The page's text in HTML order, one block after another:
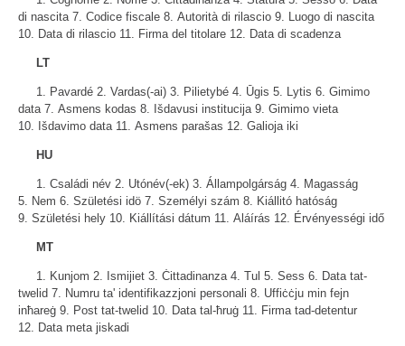
di nascita 7. Codice fiscale 8. Autorità di rilascio 9. Luogo di nascita
10. Data di rilascio 11. Firma del titolare 12. Data di scadenza
LT
1. Pavardé 2. Vardas(-ai) 3. Pilietybé 4. Ūgis 5. Lytis 6. Gimimo
data 7. Asmens kodas 8. Išdavusi institucija 9. Gimimo vieta
10. Išdavimo data 11. Asmens parašas 12. Galioja iki
HU
1. Családi név 2. Utónév(-ek) 3. Állampolgárság 4. Magasság
5. Nem 6. Születési idö 7. Személyi szám 8. Kiállitó hatóság
9. Születési hely 10. Kiállítási dátum 11. Aláírás 12. Érvényességi idő
MT
1. Kunjom 2. Ismijiet 3. Ċittadinanza 4. Tul 5. Sess 6. Data tat-
twelid 7. Numru ta' identifikazzjoni personali 8. Uffiċċju min fejn
inħareġ 9. Post tat-twelid 10. Data tal-ħruġ 11. Firma tad-detentur
12. Data meta jiskadi